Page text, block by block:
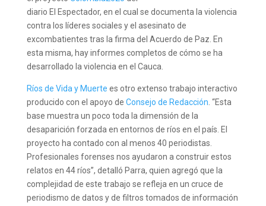
diario El Espectador, en el cual se documenta la violencia
contra los líderes sociales y el asesinato de
excombatientes tras la firma del Acuerdo de Paz. En
esta misma, hay informes completos de cómo se ha
desarrollado la violencia en el Cauca.
Ríos de Vida y Muerte es otro extenso trabajo interactivo
producido con el apoyo de Consejo de Redacción . “Esta
base muestra un poco toda la dimensión de la
desaparición forzada en entornos de ríos en el país. El
proyecto ha contado con al menos 40 periodistas.
Profesionales forenses nos ayudaron a construir estos
relatos en 44 ríos”, detalló Parra, quien agregó que la
complejidad de este trabajo se refleja en un cruce de
periodismo de datos y de filtros tomados de información